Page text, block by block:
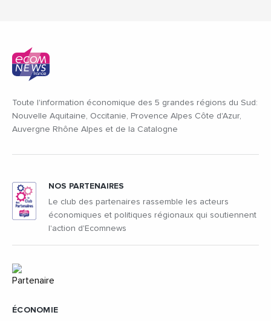
Toute l'information économique des 5 grandes régions du Sud:
Nouvelle Aquitaine, Occitanie, Provence Alpes Côte d'Azur,
Auvergne Rhône Alpes et de la Catalogne
ÉCONOMIE
NOS PARTENAIRES
Le club des partenaires rassemble les acteurs
économiques et politiques régionaux qui soutiennent
l'action d'Ecomnews